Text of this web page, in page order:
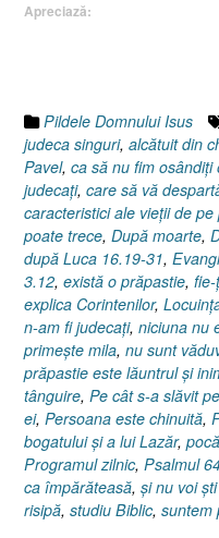
Apreciază:
Pildele Domnului Isus
judeca singuri, alcătuit din
Pavel, ca să nu fim osândiţi
judecaţi, care să vă
caracteristici ale vieţii de pe
poate trece, După moarte,
după Luca 16.19-31,
3.12, există o prăpastie,
explica Corintenilor,
n-am fi judecaţi, niciuna nu
primeşte mila, nu sunt
prăpastie este lăuntrul şi
tânguire, Pe cât s-a slăvit
ei, Persoana este chinuită,
bogatului şi a lui Lazăr,
Programul zilnic, Psalmul
ca împărăteasă, şi nu voi
risipă, studiu Biblic, suntem